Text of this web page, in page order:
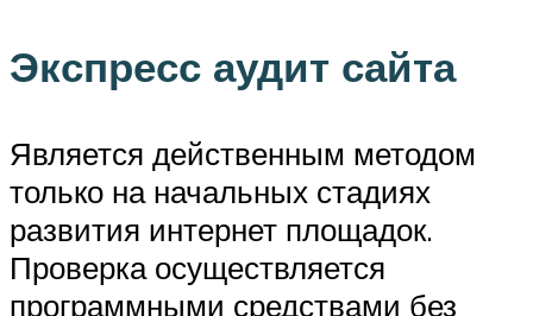
Экспресс аудит сайта
Является действенным методом
только на начальных стадиях
развития интернет площадок.
Проверка осуществляется
программными средствами без